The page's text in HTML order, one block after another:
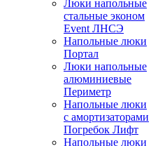
Люки напольные
стальные эконом
Event ЛНСЭ
Напольные люки
Портал
Люки напольные
алюминиевые
Периметр
Напольные люки
с амортизаторами
Погребок Лифт
Напольные люки